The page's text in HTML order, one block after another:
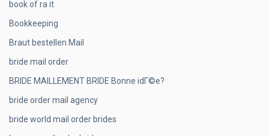
book of ra it
Bookkeeping
Braut bestellen Mail
bride mail order
BRIDE MAILLEMENT BRIDE Bonne idГ©e?
bride order mail agency
bride world mail order brides